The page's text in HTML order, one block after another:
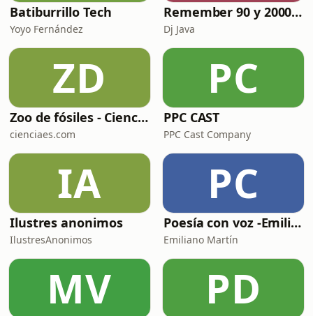
Batiburrillo Tech
Yoyo Fernández
Remember 90 y 2000 en PLAY WITH ME by Dj Java
Dj Java
ZD
Zoo de fósiles - Cienciaes.com
cienciaes.com
PC
PPC CAST
PPC Cast Company
IA
Ilustres anonimos
IlustresAnonimos
PC
Poesía con voz -Emiliano Martín- Podcasts
Emiliano Martín
MV PD